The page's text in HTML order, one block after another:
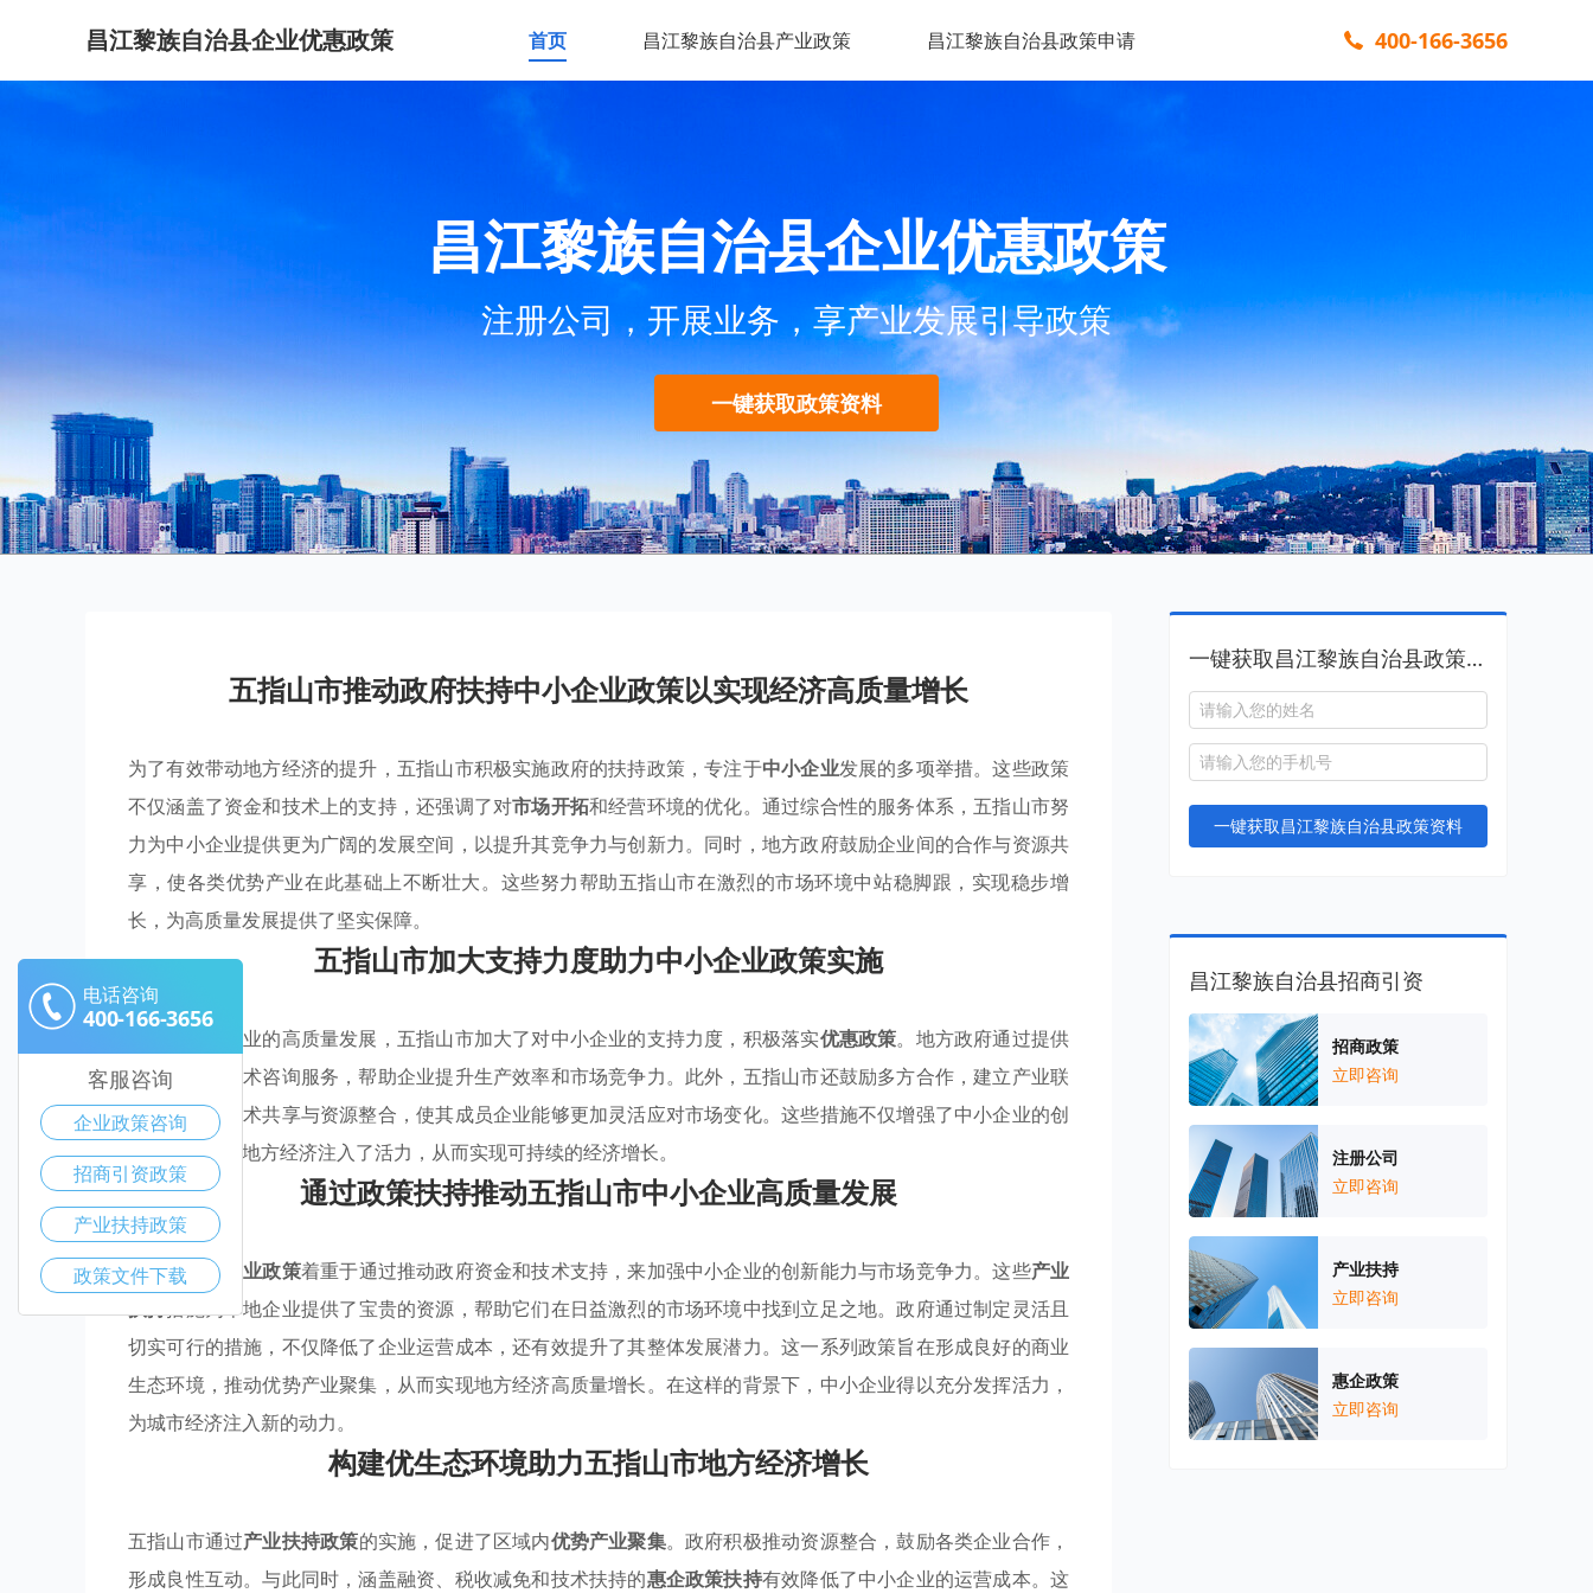
昌江黎族自治县企业优惠政策 首页 昌江黎族自治县产业政策 昌江黎族自治县政策申请 400-166-3656
昌江黎族自治县企业优惠政策
注册公司，开展业务，享产业发展引导政策
一键获取政策资料
五指山市推动政府扶持中小企业政策以实现经济高质量增长
为了有效带动地方经济的提升，五指山市积极实施政府的扶持政策，专注于中小企业发展的多项举措。这些政策
不仅涵盖了资金和技术上的支持，还强调了对市场开拓和经营环境的优化。通过综合性的服务体系，五指山市努
力为中小企业提供更为广阔的发展空间，以提升其竞争力与创新力。同时，地方政府鼓励企业间的合作与资源共
享，使各类优势产业在此基础上不断壮大。这些努力帮助五指山市在激烈的市场环境中站稳脚跟，实现稳步增
长，为高质量发展提供了坚实保障。
五指山市加大支持力度助力中小企业政策实施
为推动中小企业的高质量发展，五指山市加大了对中小企业的支持力度，积极落实优惠政策。地方政府通过提供
资金援助与技术咨询服务，帮助企业提升生产效率和市场竞争力。此外，五指山市还鼓励多方合作，建立产业联
盟，以促进技术共享与资源整合，使其成员企业能够更加灵活应对市场变化。这些措施不仅增强了中小企业的创
新能力，更为地方经济注入了活力，从而实现可持续的经济增长。
通过政策扶持推动五指山市中小企业高质量发展
五指山市的 产业政策着重于通过推动政府资金和技术支持，来加强中小企业的创新能力与市场竞争力。这些产业
扶持措施为本地企业提供了宝贵的资源，帮助它们在日益激烈的市场环境中找到立足之地。政府通过制定灵活且
切实可行的措施，不仅降低了企业运营成本，还有效提升了其整体发展潜力。这一系列政策旨在形成良好的商业
生态环境，推动优势产业聚集，从而实现地方经济高质量增长。在这样的背景下，中小企业得以充分发挥活力，
为城市经济注入新的动力。
构建优生态环境助力五指山市地方经济增长
五指山市通过产业扶持政策的实施，促进了区域内优势产业聚集。政府积极推动资源整合，鼓励各类企业合作，
形成良性互动。与此同时，涵盖融资、税收减免和技术扶持的惠企政策扶持有效降低了中小企业的运营成本。这
一键获取昌江黎族自治县政策资料
一键获取昌江黎族自治县政策资料
昌江黎族自治县招商引资
招商政策
立即咨询
注册公司
立即咨询
产业扶持
立即咨询
惠企政策
立即咨询
电话咨询
400-166-3656
客服咨询
企业政策咨询
招商引资政策
产业扶持政策
政策文件下载